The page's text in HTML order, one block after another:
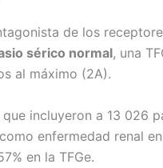
de los
sérico normal, una
al máximo (2A).
incluyeron a 13 026
enfermedad renal
en la TFGe.